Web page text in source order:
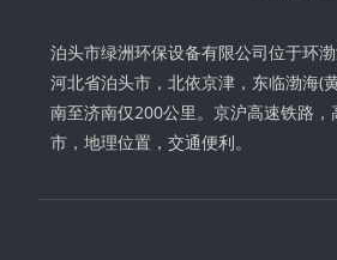
泊头市绿洲环保设备有限公司位于环
河北省泊头市，北依京津，东临渤海(
南至济南仅200公里。京沪高速铁路
市，地理位置，交通便利。